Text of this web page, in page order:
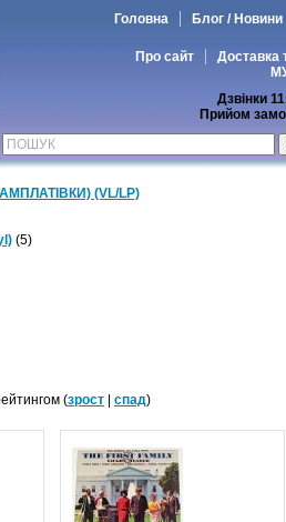
Головна Блог / Новини
Про сайт Доставка
Дзвінки
Прийом
(VL/LP)
(5)
(зрост спад)